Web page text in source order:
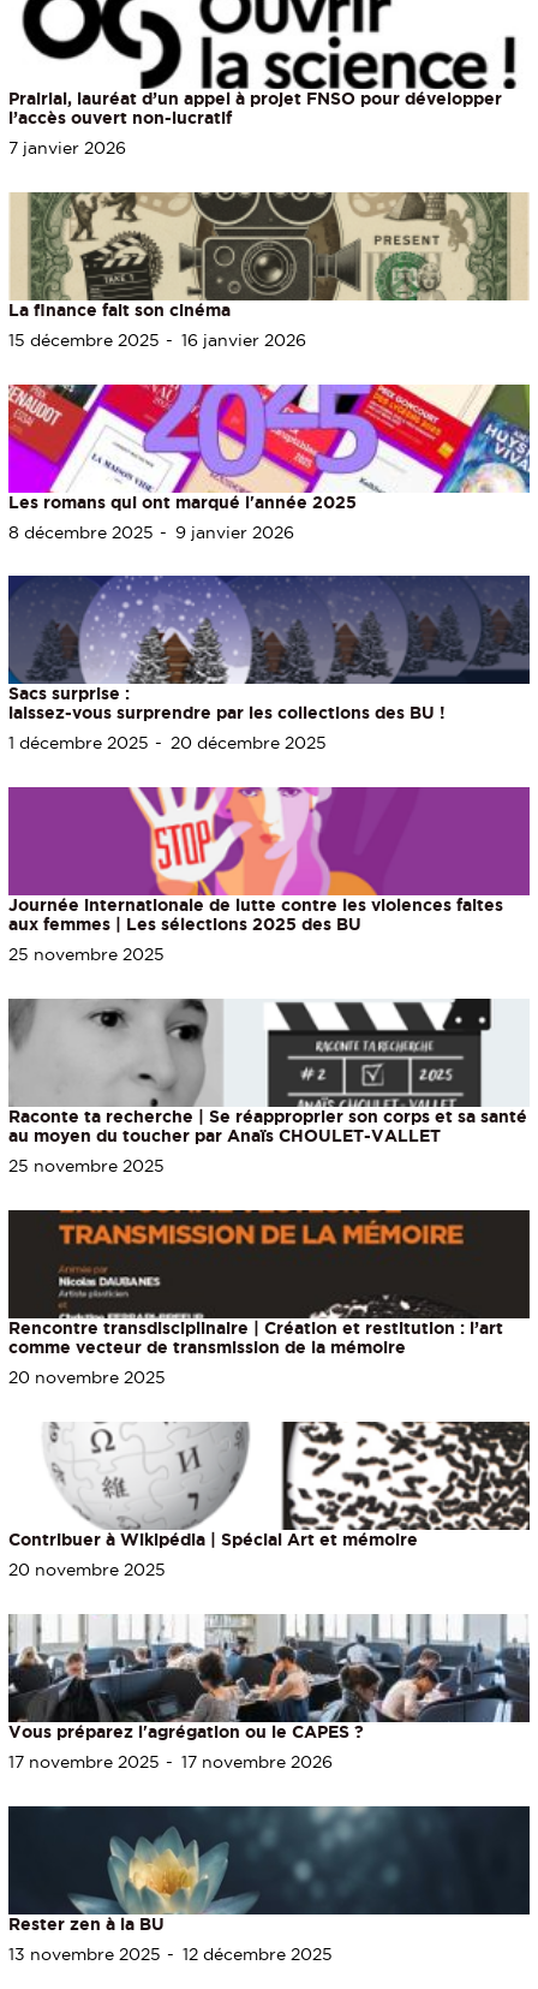
Prairial, lauréat d’un appel à projet FNSO pour développer
l’accès ouvert non-lucratif
7 janvier 2026
La finance fait son cinéma
15 décembre 2025
16 janvier 2026
Les romans qui ont marqué l'année 2025
8 décembre 2025
9 janvier 2026
Sacs surprise :
laissez-vous surprendre par les collections des BU !
1 décembre 2025
20 décembre 2025
Journée internationale de lutte contre les violences faites
aux femmes | Les sélections 2025 des BU
25 novembre 2025
Raconte ta recherche | Se réapproprier son corps et sa santé
au moyen du toucher par Anaïs CHOULET-VALLET
25 novembre 2025
Rencontre transdisciplinaire | Création et restitution : l’art
comme vecteur de transmission de la mémoire
20 novembre 2025
Contribuer à Wikipédia | Spécial Art et mémoire
20 novembre 2025
Vous préparez l'agrégation ou le CAPES ?
17 novembre 2025
17 novembre 2026
Rester zen à la BU
13 novembre 2025
12 décembre 2025